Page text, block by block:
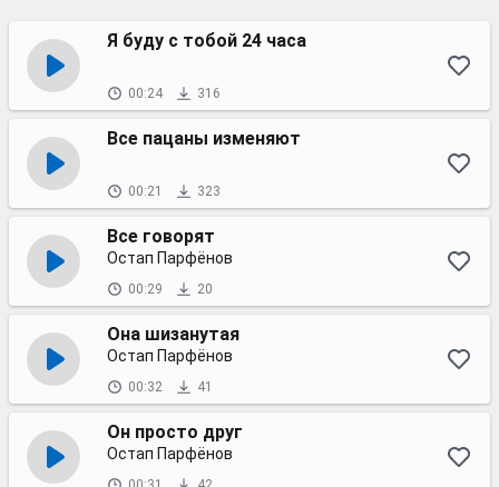
Я буду с тобой 24 часа
00:24 316
Все пацаны изменяют
00:21 323
Все говорят
Остап Парфёнов
00:29 20
Она шизанутая
Остап Парфёнов
00:32 41
Он просто друг
Остап Парфёнов